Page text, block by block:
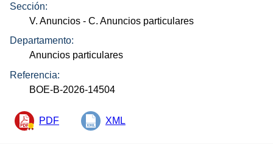
Sección:
V. Anuncios - C. Anuncios particulares
Departamento:
Anuncios particulares
Referencia:
BOE-B-2026-14504
PDF XML